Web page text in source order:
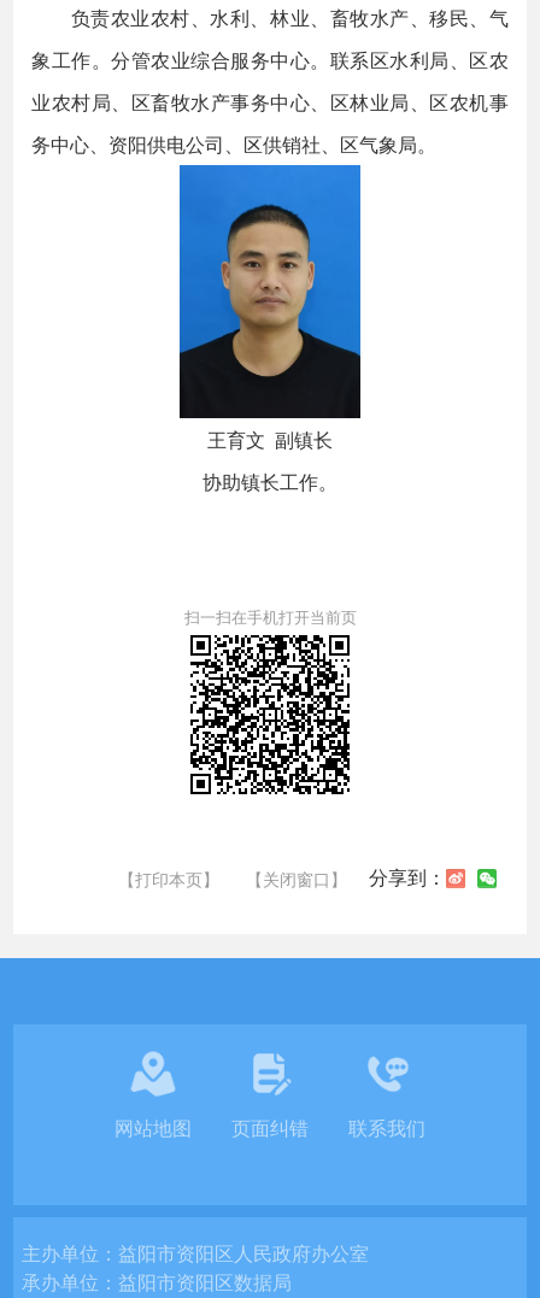
负责农业农村、水利、林业、畜牧水产、移民、气
象工作。分管农业综合服务中心。联系区水利局、区农
业农村局、区畜牧水产事务中心、区林业局、区农机事
务中心、资阳供电公司、区供销社、区气象局。
王育文 副镇长
协助镇长工作。
扫一扫在手机打开当前页
【打印本页】 【关闭窗口】 分享到：
网站地图 页面纠错 联系我们
主办单位：益阳市资阳区人民政府办公室
承办单位：益阳市资阳区数据局